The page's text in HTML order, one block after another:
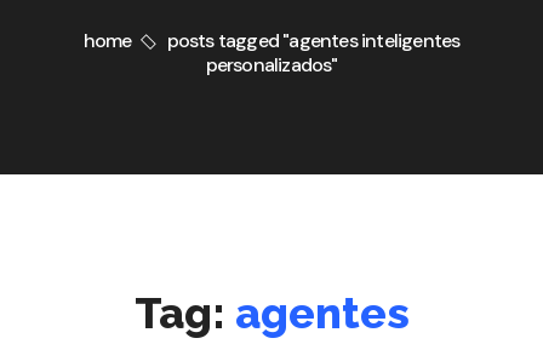
home
posts tagged "agentes inteligentes
personalizados"
Tag: agentes